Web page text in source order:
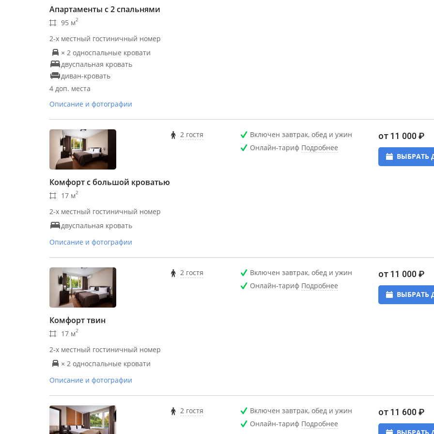
Апартаменты с 2 спальнями
95 м2
2-х местный гостиничный номер
× 2 односпальные кровати
двуспальная кровать
диван-кровать
4 доп. места
Описание и фотографии
Комфорт с большой кроватью
17 м2
2-х местный гостиничный номер
двуспальная кровать
Описание и фотографии
2 гостя
Включен завтрак, обед и ужин
Онлайн-тариф Подробнее
от 11 000 ₽
ВЫБРАТЬ
Комфорт твин
17 м2
2-х местный гостиничный номер
× 2 односпальные кровати
Описание и фотографии
2 гостя
Включен завтрак, обед и ужин
Онлайн-тариф Подробнее
от 11 000 ₽
ВЫБРАТЬ
2 гостя
Включен завтрак, обед и ужин
Онлайн-тариф Подробнее
от 11 600 ₽